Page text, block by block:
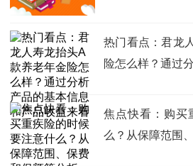
热门看点：君龙
险怎么样？通过
焦点快看：购买
么？从保障范围